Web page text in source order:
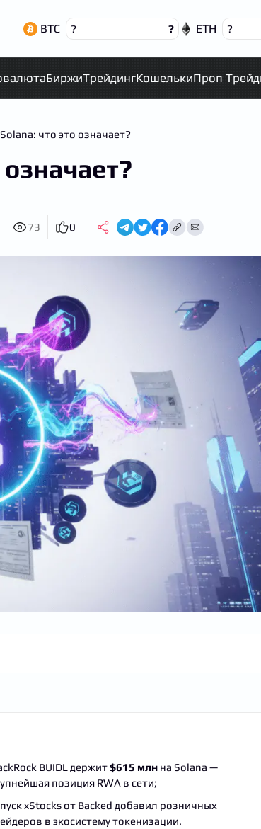
BTC ? ? ETH ?
БиржиТрейдингКошелькиПроп
что это означает?
73 0
BUIDL держит$615 млн на Solana —
позиция RWA в сети;
xStocks от Backed добавил розничных
в экосистему токенизации.